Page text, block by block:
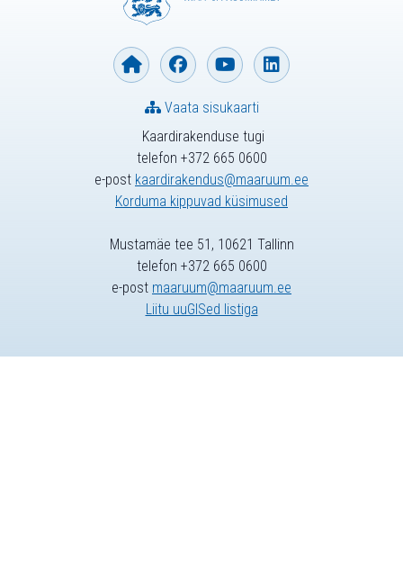
Kaardirakenduse tugi
telefon +372 665 0600
e-post kaardirakendus@maaruum.ee
Korduma kippuvad küsimused
Vaata sisukaarti
Mustamäe tee 51, 10621 Tallinn
telefon +372 665 0600
e-post maaruum@maaruum.ee
Liitu uuGISed listiga